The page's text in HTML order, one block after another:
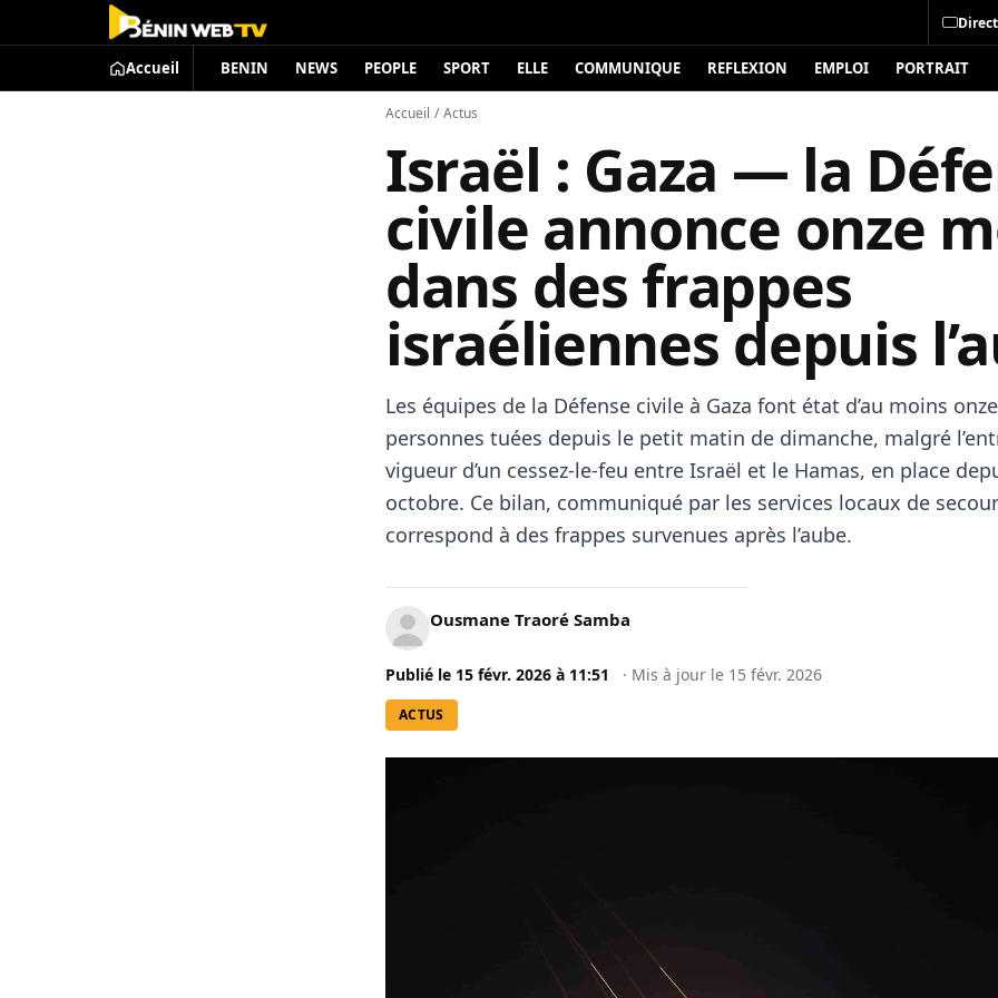
Accueil BENIN NEWS PEOPLE SPORT ELLE COMMUNIQUE REFLEXION EMPLOI PORTRAIT
Accueil / Actus
Israël : Gaza — la
civile annonce onze
dans des frappes
israéliennes depuis
Les équipes de la Défense civile à Gaza font état d’au moins onze
personnes tuées depuis le petit matin de dimanche, malgré
vigueur d’un cessez-le-feu entre Israël et le Hamas, en place
octobre. Ce bilan, communiqué par les services locaux de
correspond à des frappes survenues après l’aube.
Ousmane Traoré Samba
Publié le 15 févr. 2026 à 11:51 · Mis à jour le 15 févr. 2026
ACTUS